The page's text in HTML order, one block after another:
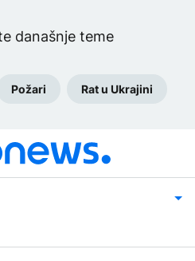
današnje teme
Požari Rat u Ukrajini
Sport